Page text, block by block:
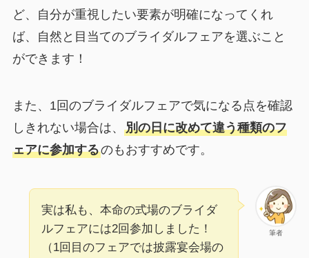
ど、自分が重視したい要素が明確になってくれ
ば、自然と目当てのブライダルフェアを選ぶこと
ができます！
また、1回のブライダルフェアで気になる点を確認
しきれない場合は、 別の日に改めて違う種類のフ
ェアに参加するのもおすすめです。
筆者
実は私も、本命の式場のブライダ
ルフェアには2回参加しました！
（1回目のフェアでは披露宴会場の